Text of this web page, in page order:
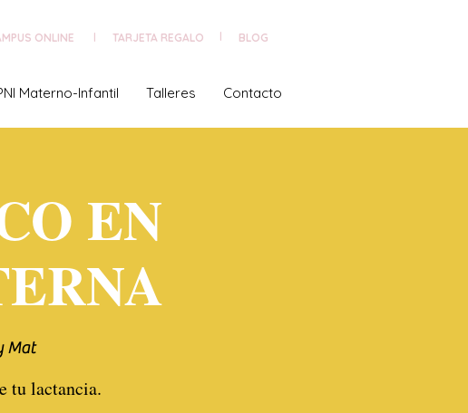
TARJETA REGALO BLOG
Materno-Infantil Talleres Contacto
ONLINE
EN
Mat
tu lactancia.